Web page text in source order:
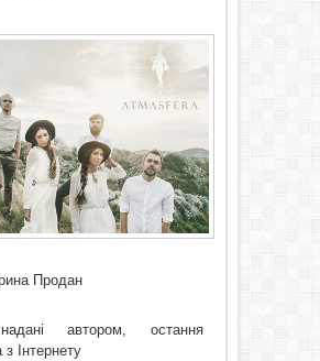
Продан
автором, остання
з Інтернету